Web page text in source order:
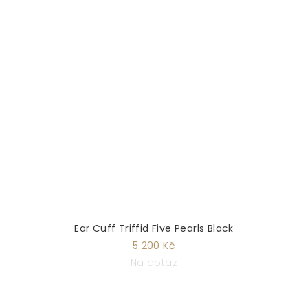
Ear Cuff Triffid Five Pearls Black
5 200 Kč
Na dotaz